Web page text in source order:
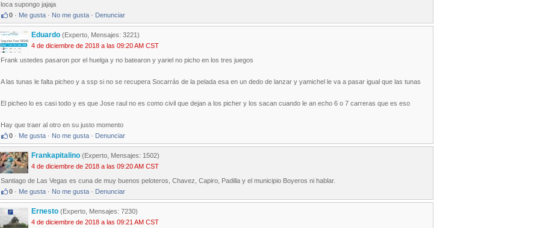
loca supongo jajaja
0 · Me gusta · No me gusta · Denunciar
Eduardo (Experto, Mensajes: 3221)
4 de diciembre de 2018 a las 09:20 AM CST
Frank ustedes pasaron por el huelga y no batearon y yariel no picho en los tres juegos
A las tunas le falta picheo y a ssp si no se recupera Socarrás de la pelada esa en un dedo de lanzar y yamichel le va a pasar igual que las tunas
El picheo lo es casi todo y es que Jose raul no es como civil que dejan a los picher y los sacan cuando le an echo 6 o 7 carreras que es eso
Hay que traer al otro en su justo momento
0 · Me gusta · No me gusta · Denunciar
Frankapitalino (Experto, Mensajes: 1502)
4 de diciembre de 2018 a las 09:20 AM CST
Santiago de Las Vegas es cuna de muy buenos peloteros, Chavez, Capiro, Padilla y el municipio Boyeros ni hablar.
0 · Me gusta · No me gusta · Denunciar
Ernesto (Experto, Mensajes: 7230)
4 de diciembre de 2018 a las 09:21 AM CST